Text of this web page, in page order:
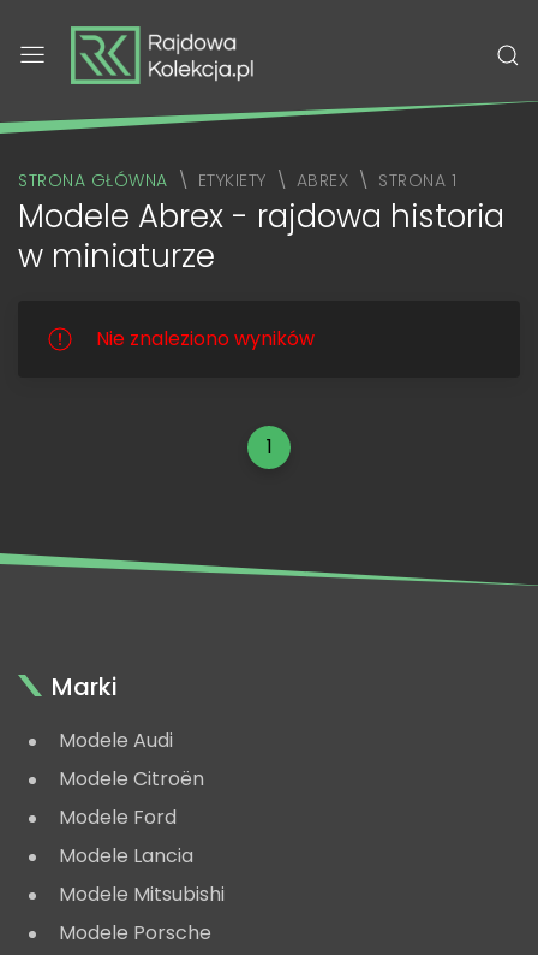
STRONA GŁÓWNA ETYKIETY ABREX STRONA 1
Modele Abrex - rajdowa historia
w miniaturze
Nie znaleziono wyników
1
Marki
Modele Audi
Modele Citroën
Modele Ford
Modele Lancia
Modele Mitsubishi
Modele Porsche